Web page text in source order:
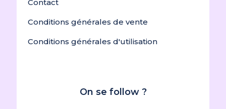
Contact
Conditions générales de vente
Conditions générales d'utilisation
On se follow ?